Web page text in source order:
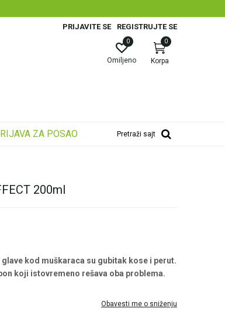
PRIJAVITE SE REGISTRUJTE SE
Korpa
0
Omiljeno
0
ZA POSAO Pretraži sajt
200ml
kod muškaraca su gubitak kose i perut.
koji istovremeno rešava oba problema.
Obavesti me o sniženju